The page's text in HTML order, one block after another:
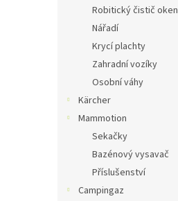
Robitický čistič oken
Nářadí
Krycí plachty
Zahradní vozíky
Osobní váhy
Kärcher
Mammotion
Sekačky
Bazénový vysavač
Příslušenství
Campingaz